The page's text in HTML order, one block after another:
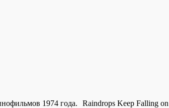
1974 года.
Raindrops Keep Falling on